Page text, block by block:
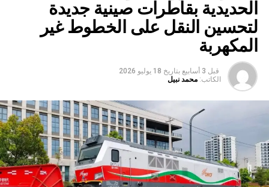
الحديدية بقاطرات صينية جديدة
لتحسين النقل على الخطوط غير
المكهربة
قبل 3 أسابيع بتاريخ 18 يوليو 2026
الكاتب: محمد نبيل